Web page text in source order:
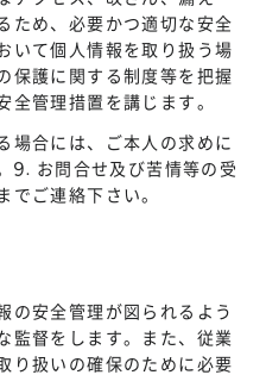
ため、必要かつ適切な安全
いて個人情報を取り扱う場
保護に関する制度等を把握
全管理措置を講じます。
場合には、ご本人の求めに
9. お問合せ及び苦情等の受
でご連絡下さい。
の安全管理が図られるよう
監督をします。また、従業
り扱いの確保のために必要